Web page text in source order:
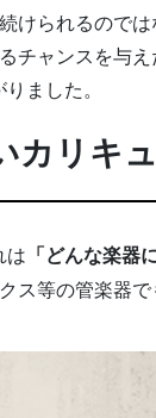
けられるので
チャンスを与え
ました。
カリキ
は 「どんな楽器
ス等の管楽器